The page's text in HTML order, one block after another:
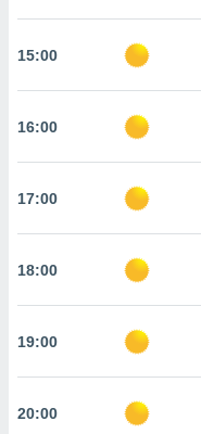
coste.
botón
a la
todas
ya sean
nos
en
perfil
y
CONTINUAR
15:00
16:00
17:00
18:00
19:00
20:00